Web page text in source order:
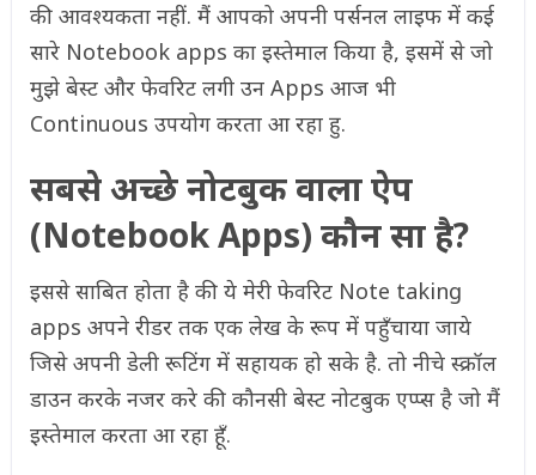
की आवश्यकता नहीं. मैं आपको अपनी पर्सनल लाइफ में कई
सारे Notebook apps का इस्तेमाल किया है, इसमें से जो
मुझे बेस्ट और फेवरिट लगी उन Apps आज भी
Continuous उपयोग करता आ रहा हु.
सबसे अच्छे नोटबुक वाला ऐप
(Notebook Apps) कौन सा है?
इससे साबित होता है की ये मेरी फेवरिट Note taking
apps अपने रीडर तक एक लेख के रूप में पहुँचाया जाये
जिसे अपनी डेली रूटिंग में सहायक हो सके है. तो नीचे स्क्रॉल
डाउन करके नजर करे की कौनसी बेस्ट नोटबुक एप्प्स है जो मैं
इस्तेमाल करता आ रहा हूँ.